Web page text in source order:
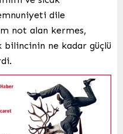
dile
not alan kermes,
bilincinin ne kadar güçlü